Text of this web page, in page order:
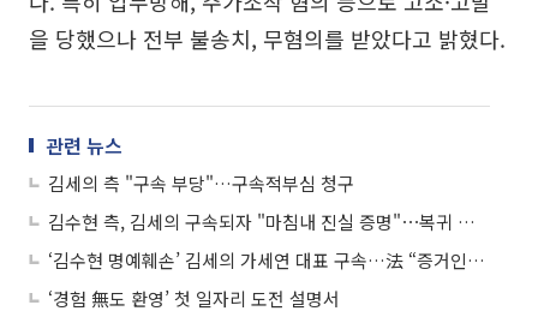
을 당했으나 전부 불송치, 무혐의를 받았다고 밝혔다.
관련 뉴스
김세의 측 "구속 부당"…구속적부심 청구
김수현 측, 김세의 구속되자 "마침내 진실 증명"⋯복귀 여부 '눈길'
‘김수현 명예훼손’ 김세의 가세연 대표 구속…法 “증거인멸·도망 염려”
‘경험 無도 환영’ 첫 일자리 도전 설명서